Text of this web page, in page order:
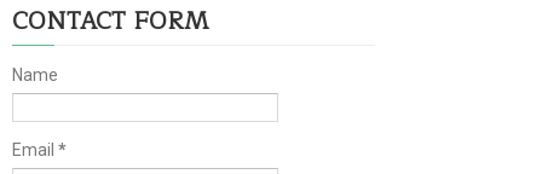
CONTACT FORM
Name
Email *